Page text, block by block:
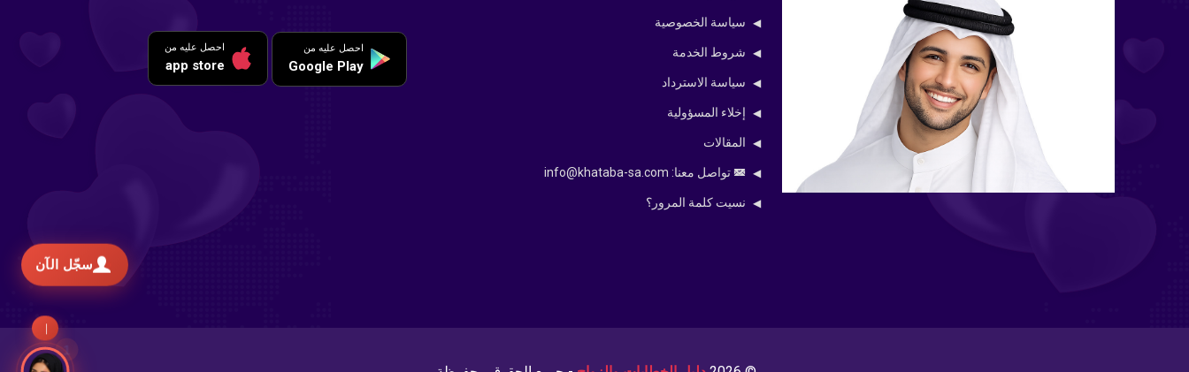
سياسة الخصوصية
شروط الخدمة
سياسة الاسترداد
إخلاء المسؤولية
المقالات
تواصل معنا: info@khataba-sa.com
نسيت كلمة المرور؟
احصل عليه من
Google Play
احصل عليه من
app store
1
سجّل الآن